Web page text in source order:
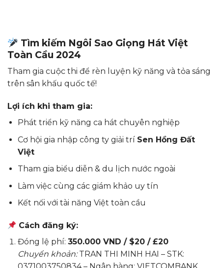
Tìm kiếm Ngôi Sao Giọng Hát Việt
Toàn Cầu 2024
Tham gia cuộc thi để rèn luyện kỹ năng và tỏa sáng
trên sân khấu quốc tế!
Lợi ích khi tham gia:
Phát triển kỹ năng ca hát chuyên nghiệp
Cơ hội gia nhập công ty giải trí Sen Hồng Đất
Việt
Tham gia biểu diễn & du lịch nước ngoài
Làm việc cùng các giám khảo uy tín
Kết nối với tài năng Việt toàn cầu
Cách đăng ký:
Đóng lệ phí: 350.000 VND / $20 / £20
Chuyển khoản:TRAN THI MINH HAI – STK: